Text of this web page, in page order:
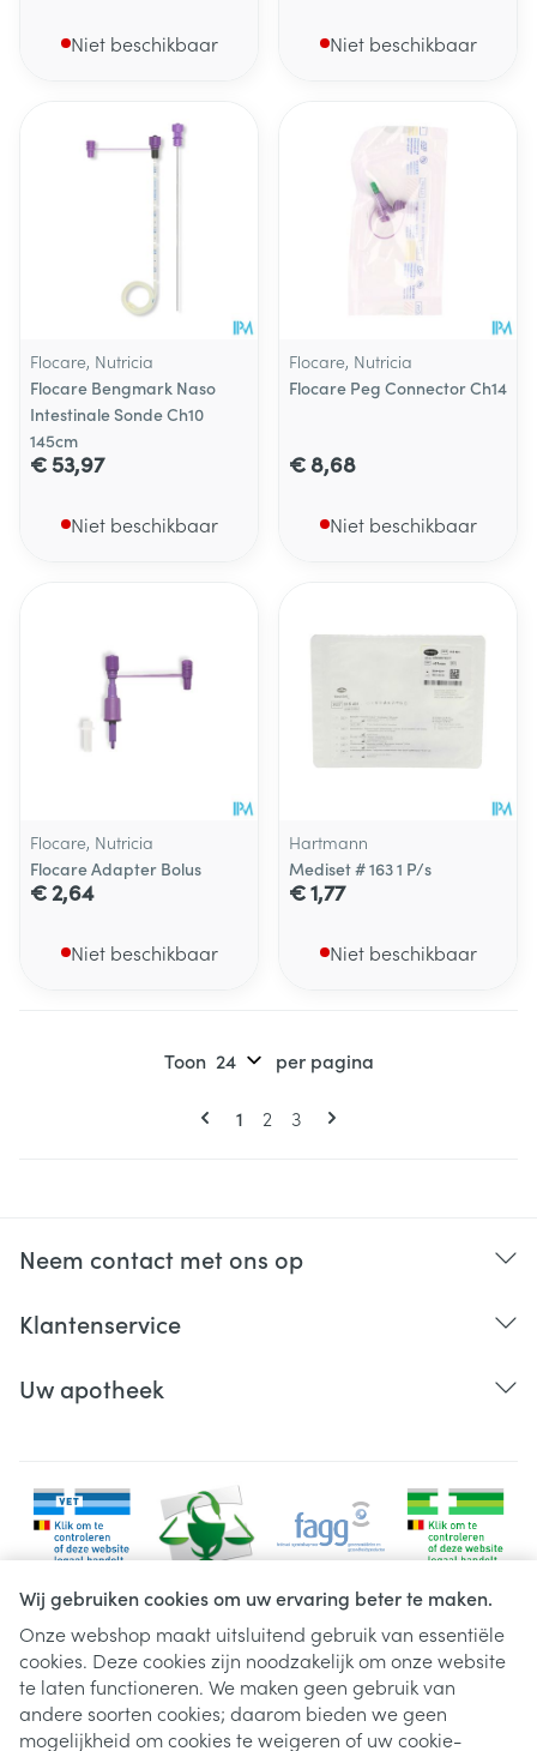
Wij gebruiken cookies om uw ervaring beter te maken.
Onze webshop maakt uitsluitend gebruik van essentiële
cookies. Deze cookies zijn noodzakelijk om onze website
te laten functioneren. We maken geen gebruik van
andere soorten cookies; daarom bieden we geen
mogelijkheid om cookies te weigeren of uw cookie-
Niet beschikbaar Niet beschikbaar
Flocare, Nutricia
Flocare Bengmark Naso
Intestinale Sonde Ch10
145cm
€ 53,97
Niet beschikbaar
Flocare, Nutricia
Flocare Peg Connector Ch14
€ 8,68
Niet beschikbaar
Flocare, Nutricia
Flocare Adapter Bolus
€ 2,64
Niet beschikbaar
Hartmann
Mediset # 163 1 P/s
€ 1,77
Niet beschikbaar
Pagina's
U lees momenteel pagina
1 Pagina
2 Pagina
3
Toon per pagina
Neem contact met ons op
Klantenservice
Uw apotheek
Juridische links